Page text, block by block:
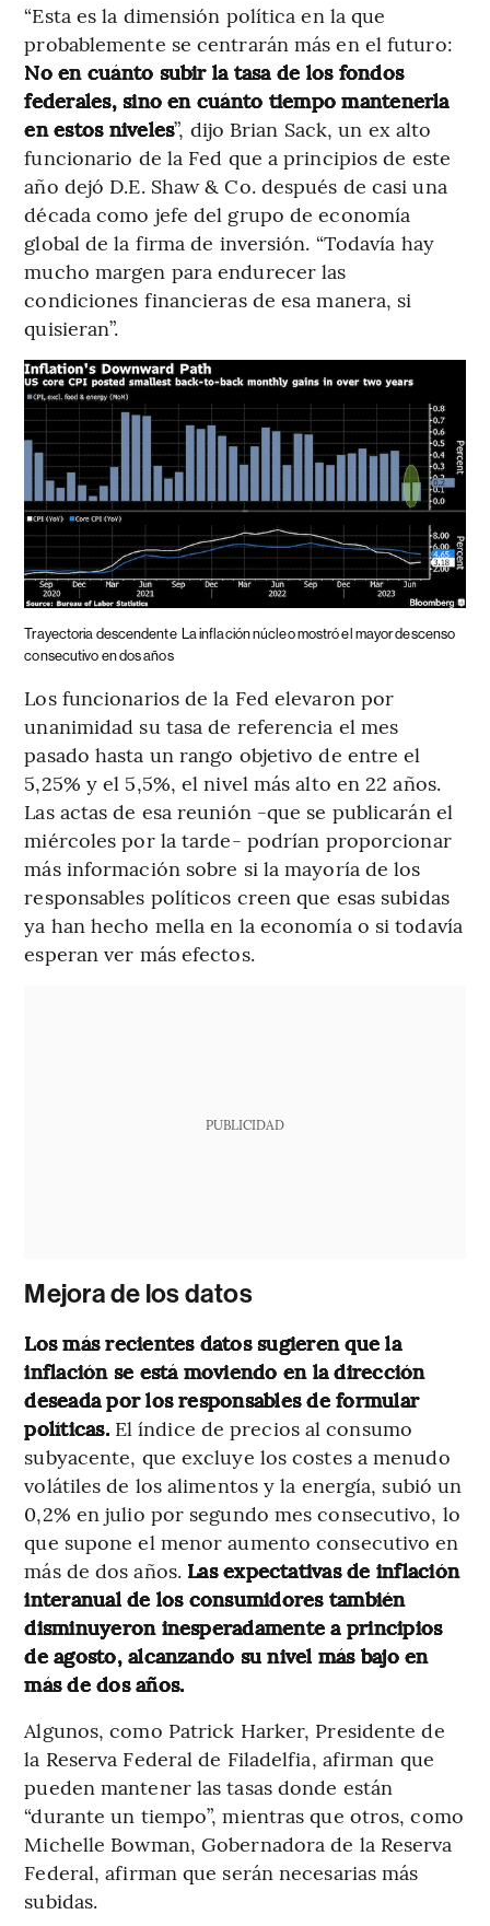
“Esta es la dimensión política en la que
probablemente se centrarán más en el futuro:
No en cuánto subir la tasa de los fondos
federales, sino en cuánto tiempo mantenerla
en estos niveles”, dijo Brian Sack, un ex alto
funcionario de la Fed que a principios de este
año dejó D.E. Shaw & Co. después de casi una
década como jefe del grupo de economía
global de la firma de inversión. “Todavía hay
mucho margen para endurecer las
condiciones financieras de esa manera, si
quisieran”.
Trayectoria descendente La inflación núcleo mostró el mayor descenso
consecutivo en dos años
Los funcionarios de la Fed elevaron por
unanimidad su tasa de referencia el mes
pasado hasta un rango objetivo de entre el
5,25% y el 5,5%, el nivel más alto en 22 años.
Las actas de esa reunión -que se publicarán el
miércoles por la tarde- podrían proporcionar
más información sobre si la mayoría de los
responsables políticos creen que esas subidas
ya han hecho mella en la economía o si todavía
esperan ver más efectos.
PUBLICIDAD
Mejora de los datos
Los más recientes datos sugieren que la
inflación se está moviendo en la dirección
deseada por los responsables de formular
políticas.El índice de precios al consumo
subyacente, que excluye los costes a menudo
volátiles de los alimentos y la energía, subió un
0,2% en julio por segundo mes consecutivo, lo
que supone el menor aumento consecutivo en
más de dos años. Las expectativas de inflación
interanual de los consumidores también
disminuyeron inesperadamente a principios
de agosto, alcanzando su nivel más bajo en
más de dos años.
Algunos, como Patrick Harker, Presidente de
la Reserva Federal de Filadelfia, afirman que
pueden mantener las tasas donde están
“durante un tiempo”, mientras que otros, como
Michelle Bowman, Gobernadora de la Reserva
Federal, afirman que serán necesarias más
subidas.